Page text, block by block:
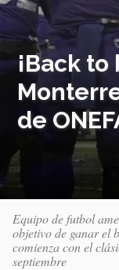
¡Back to
de
Equipo de futbol
objetivo de ganar el
comienza con el
septiembre